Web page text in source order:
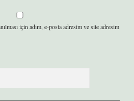
için adım, e-posta adresim ve site adresim